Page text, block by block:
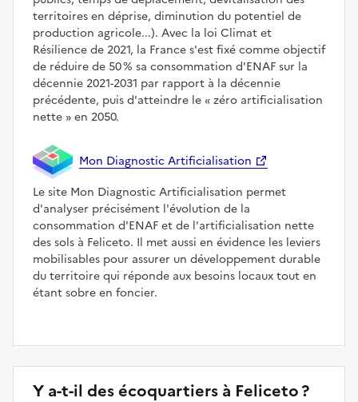
territoires en déprise, diminution du potentiel de
production agricole...). Avec la loi Climat et
Résilience de 2021, la France s'est fixé comme objectif
de réduire de 50 % sa consommation d'ENAF sur la
décennie 2021-2031 par rapport à la décennie
précédente, puis d'atteindre le
zéro artificialisation
nette
en 2050.
Mon Diagnostic Artificialisation
Le site Mon Diagnostic Artificialisation permet
d'analyser précisément l'évolution de la
consommation d'ENAF et de l'artificialisation nette
des sols à Feliceto. Il met aussi en évidence les leviers
mobilisables pour assurer un développement durable
du territoire qui réponde aux besoins locaux tout en
étant sobre en foncier.
Y a-t-il des écoquartiers à Feliceto ?